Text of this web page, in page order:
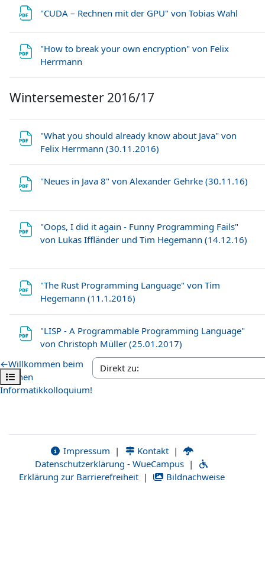
Kursindex öffnen
"CUDA – Rechnen mit der GPU" von Tobias Wahl
"How to break your own encryption" von Felix
Herrmann
Wintersemester 2016/17
"What you should already know about Java" von
Felix Herrmann (30.11.2016)
"Neues in Java 8" von Alexander Gehrke (30.11.16)
"Oops, I did it again - Funny Programming Fails"
von Lukas Iffländer und Tim Hegemann (14.12.16)
"The Rust Programming Language" von Tim
Hegemann (11.1.2016)
"LISP - A Programmable Programming Language"
von Christoph Müller (25.01.2017)
←Willkommen beim
Offenen
Informatikkolloquium!
Impressum | Kontakt |
Datenschutzerklärung - WueCampus |
Erklärung zur Barrierefreiheit | Bildnachweise